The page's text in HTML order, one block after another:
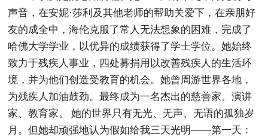
声音，在安妮·莎利及其他老师的帮助关爱下，在亲朋好
友的成全中，海伦克服了常人无法想象的困难，完成了
哈佛大学学业，以优异的成绩获得了学士学位。她始终
致力于残疾人事业，四处募捐用以改善残疾人的生活环
境，并为他们创造受教育的机会。她曾周游世界各地，
为残疾人加油鼓劲。最终成为一名杰出的慈善家、演讲
家、教育家。 她的世界只有无光、无声、无语的孤独岁
月。但她却顽强地认为假如给我三天光明——第一天：